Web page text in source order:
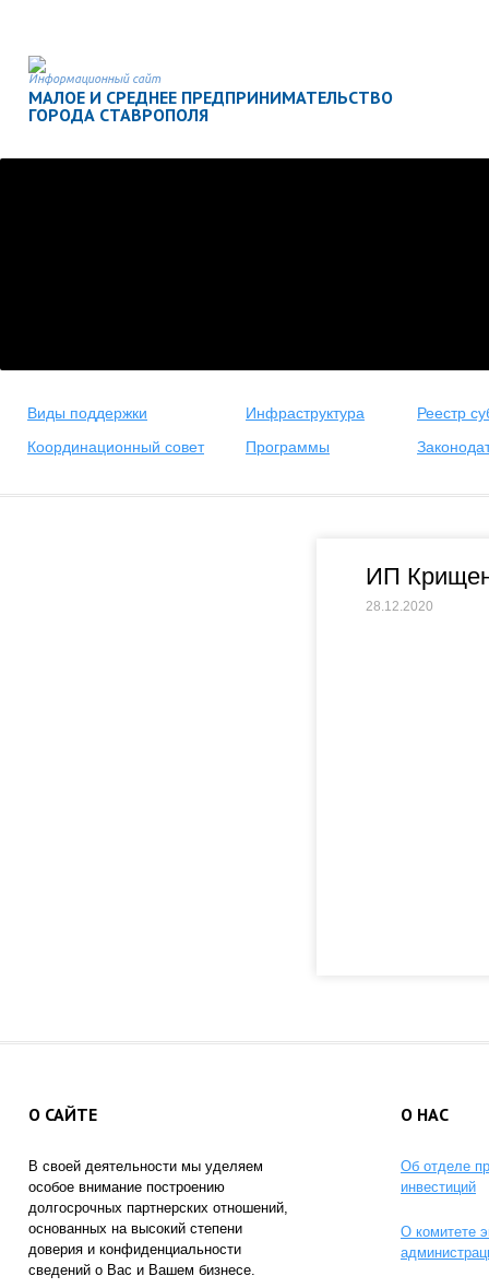
Информационный сайт
МАЛОЕ И СРЕДНЕЕ ПРЕДПРИНИМАТЕЛЬСТВО
ГОРОДА СТАВРОПОЛЯ
Виды поддержки Инфраструктура
Реестр
Координационный совет
Программы
ИП
28.12.2020
О САЙТЕ
В своей деятельности мы уделяем
особое внимание построению
долгосрочных партнерских отношений,
основанных на высокий степени
доверия и конфиденциальности
сведений о Вас и Вашем бизнесе.
О НАС
Об отделе
инвестиций
О комитете